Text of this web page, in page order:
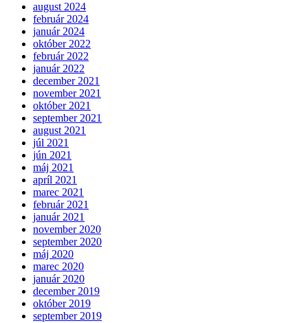
august 2024
február 2024
január 2024
október 2022
február 2022
január 2022
december 2021
november 2021
október 2021
september 2021
august 2021
júl 2021
jún 2021
máj 2021
apríl 2021
marec 2021
február 2021
január 2021
november 2020
september 2020
máj 2020
marec 2020
január 2020
december 2019
október 2019
september 2019